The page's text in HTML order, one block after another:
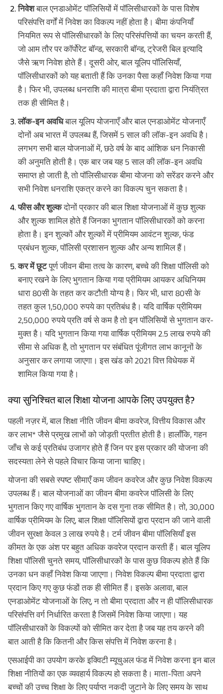
निवेशबाल एनडाओमेंट पॉलिसियों में पॉलिसीधारकों के पास विशेष
परिसंपत्ति वर्गों में निवेश का विकल्प नहीं होता है। बीमा कंपनियाँ
नियमित रूप से पॉलिसीधारकों के लिए परिसंपत्तियों का चयन करती हैं,
जो आम तौर पर कॉर्पोरेट बॉन्ड, सरकारी बॉन्ड, ट्रेजरी बिल इत्यादि
जैसे ऋण निवेश होते हैं। दूसरी ओर, बाल यूलिप पॉलिसियाँ,
पॉलिसीधारकों को यह बताती हैं कि उनका पैसा कहाँ निवेश किया गया
है। फिर भी, उपलब्ध धनराशि की मात्रा बीमा प्रदाता द्वारा नियंत्रित
तक ही सीमित है।
लॉक-इन अवधिबाल यूलिप योजनाएँ और बाल एनडाओमेंट योजनाएँ
दोनों अब भारत में उपलब्ध हैं, जिसमें 5 साल की लॉक-इन अवधि है।
लगभग सभी बाल योजनाओं में, छठे वर्ष के बाद आंशिक धन निकासी
की अनुमति होती है। एक बार जब यह 5 साल की लॉक-इन अवधि
समाप्त हो जाती है, तो पॉलिसीधारक बीमा योजना को सरेंडर करने और
सभी निवेश धनराशि एकत्र करने का विकल्प चुन सकता है।
फीस और शुल्कदोनों प्रकार की बाल शिक्षा योजनाओं में कुछ शुल्क
और शुल्क शामिल होते हैं जिनका भुगतान पॉलिसीधारकों को करना
होता है। इन शुल्कों और शुल्कों में प्रीमियम आवंटन शुल्क, फंड
प्रबंधन शुल्क, पॉलिसी प्रशासन शुल्क और अन्य शामिल हैं।
कर में छूटपूर्ण जीवन बीमा तत्व के कारण, बच्चे की शिक्षा पॉलिसी को
बनाए रखने के लिए भुगतान किया गया प्रीमियम आयकर अधिनियम
धारा 80सी के तहत कर कटौती योग्य है। फिर भी, धारा 80सी के
तहत कुल 1,50,000 रुपये का प्रतिबंध है। यदि वार्षिक प्रीमियम
2,50,000 रुपये प्रति वर्ष से कम है तो इन पॉलिसियों से भुगतान कर-
मुक्त है। यदि भुगतान किया गया वार्षिक प्रीमियम 2.5 लाख रुपये की
सीमा से अधिक है, तो भुगतान पर संबंधित पूंजीगत लाभ कानूनों के
अनुसार कर लगाया जाएगा। इस खंड को 2021 वित्त विधेयक में
शामिल किया गया है।
क्या सुनिश्चित बाल शिक्षा योजना आपके लिए उपयुक्त है?
पहली नज़र में, बाल शिक्षा नीति जीवन बीमा कवरेज, वित्तीय विकास और
कर लाभ* जैसे प्रमुख लाभों को जोड़ती प्रतीत होती है। हालाँकि, गहन
जाँच से कई प्रतिबंध उजागर होते हैं जिन पर इस प्रकार की योजना की
सदस्यता लेने से पहले विचार किया जाना चाहिए।
योजना की सबसे स्पष्ट सीमाएँ कम जीवन कवरेज और कुछ निवेश विकल्प
उपलब्ध हैं। बाल योजनाओं का जीवन बीमा कवरेज पॉलिसी के लिए
भुगतान किए गए वार्षिक भुगतान के दस गुना तक सीमित है। तो, 30,000
वार्षिक प्रीमियम के लिए, बाल शिक्षा पॉलिसियों द्वारा प्रदान की जाने वाली
जीवन सुरक्षा केवल 3 लाख रुपये है। टर्म जीवन बीमा पॉलिसियाँ इस
कीमत के एक अंश पर बहुत अधिक कवरेज प्रदान करती हैं। बाल यूलिप
शिक्षा पॉलिसी चुनते समय, पॉलिसीधारकों के पास कुछ विकल्प होते हैं कि
उनका धन कहाँ निवेश किया जाएगा। निवेश विकल्प बीमा प्रदाता द्वारा
प्रदान किए गए कुछ फंडों तक ही सीमित हैं। इसके अलावा, बाल
एनडाओमेंट योजनाओं के लिए, न तो बीमा प्रदाता और न ही पॉलिसीधारक
परिसंपत्ति वर्ग निर्धारित करता है जिसमें निवेश किया जाएगा। यह
पॉलिसीधारकों के विकल्पों को सीमित कर देता है जब यह तय करने की
बात आती है कि कितनी और किस संपत्ति में निवेश करना है।
एसआईपी का उपयोग करके इक्विटी म्यूचुअल फंड में निवेश करना इन बाल
शिक्षा नीतियों का एक व्यवहार्य विकल्प हो सकता है। माता-पिता अपने
बच्चों की उच्च शिक्षा के लिए पर्याप्त नकदी जुटाने के लिए समय के साथ